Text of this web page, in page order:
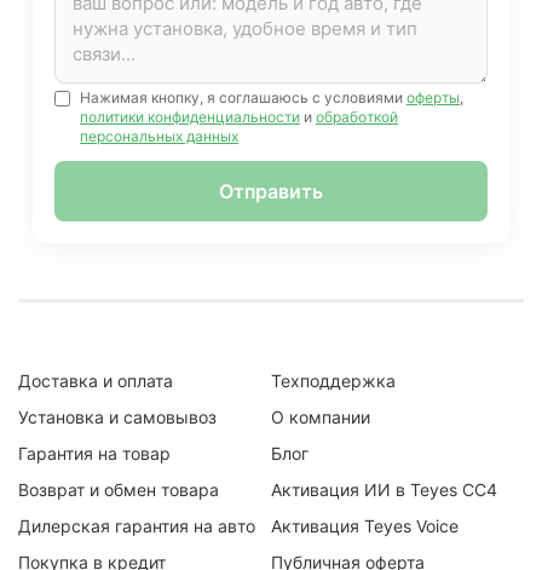
Нажимая кнопку, я соглашаюсь с условиями оферты,
политики конфиденциальности и обработкой
персональных данных
Отправить
Доставка и оплата
Установка и самовывоз
Гарантия на товар
Возврат и обмен товара
Дилерская гарантия на авто
Покупка в кредит
Техподдержка
О компании
Блог
Активация ИИ в Teyes CC4
Активация Teyes Voice
Публичная оферта